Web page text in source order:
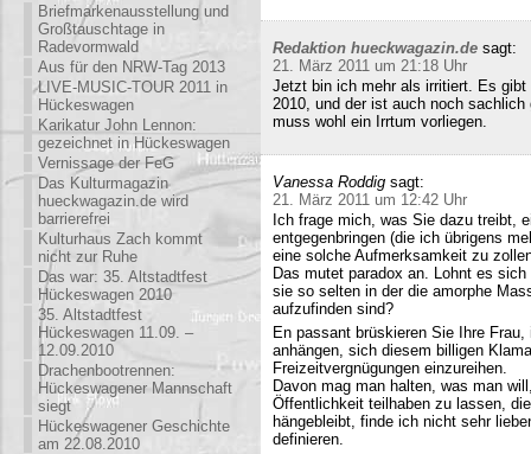
Briefmarkenausstellung und
Großtauschtage in
Radevormwald
Aus für den NRW-Tag 2013
LIVE-MUSIC-TOUR 2011 in
Hückeswagen
Karikatur John Lennon:
gezeichnet in Hückeswagen
Vernissage der FeG
Das Kulturmagazin
hueckwagazin.de wird
barrierefrei
Kulturhaus Zach kommt
nicht zur Ruhe
Das war: 35. Altstadtfest
Hückeswagen 2010
35. Altstadtfest
Hückeswagen 11.09. –
12.09.2010
Drachenbootrennen:
Hückeswagener Mannschaft
siegt
Hückeswagener Geschichte
am 22.08.2010
Redaktion hueckwagazin.de sagt:
21. März 2011 um 21:18 Uhr
Jetzt bin ich mehr als irritiert. Es gibt
2010, und der ist auch noch
muss wohl ein Irrtum vorliegen.
Vanessa Roddig sagt:
21. März 2011 um 12:42 Uhr
Ich frage mich, was Sie dazu treibt,
entgegenbringen (die ich übrigens
eine solche Aufmerksamkeit zu
Das mutet paradox an. Lohnt es
sie so selten in der die amorphe
aufzufinden sind?
En passant brüskieren Sie Ihre
anhängen, sich diesem billigen
Freizeitvergnügungen einzureihen.
Davon mag man halten, was man
Öffentlichkeit teilhaben zu lassen,
hängebleibt, finde ich nicht sehr
definieren.